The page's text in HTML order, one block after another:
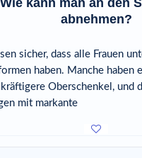
abnehmen?
sicher, dass alle Frauen
haben. Manche haben
Oberschenkel, und
mit markante